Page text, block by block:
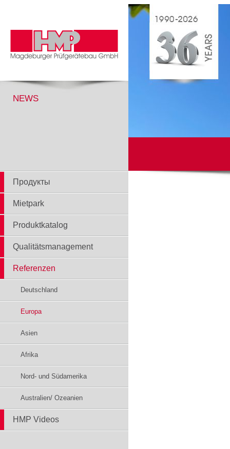
NEWS
Продукты
Mietpark
Produktkatalog
Qualitätsmanagement
Referenzen
Deutschland
Europa
Asien
Afrika
Nord- und Südamerika
Australien/ Ozeanien
HMP Videos